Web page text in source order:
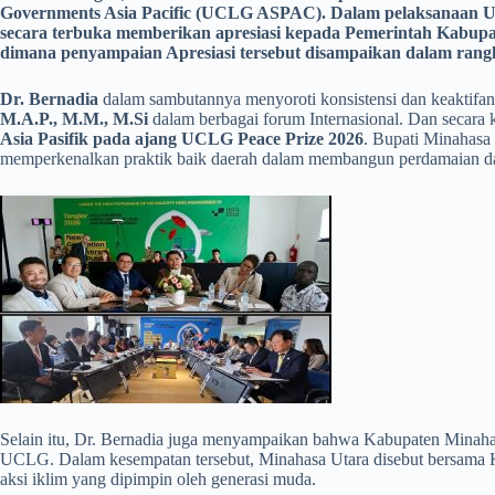
Governments Asia Pacific (UCLG ASPAC). Dalam pelaksanaan
secara terbuka memberikan apresiasi kepada Pemerintah
dimana penyampaian Apresiasi tersebut disampaikan dalam
Dr. Bernadia dalam sambutannya menyoroti konsistensi dan keaktifan
M.A.P., M.M., M.Si dalam berbagai forum Internasional. Dan secara
Asia Pasifik pada ajang UCLG Peace Prize 2026. Bupati
memperkenalkan praktik baik daerah dalam membangun perdamaian
Selain itu, Dr. Bernadia juga menyampaikan bahwa Kabupaten
UCLG. Dalam kesempatan tersebut, Minahasa Utara disebut
aksi iklim yang dipimpin oleh generasi muda.